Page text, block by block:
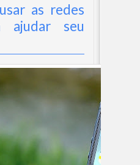
as redes
ajudar seu